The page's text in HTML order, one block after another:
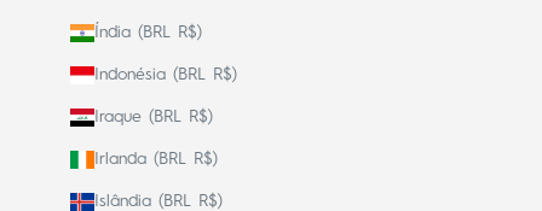
Índia (BRL R$)
Indonésia (BRL R$)
Iraque (BRL R$)
Irlanda (BRL R$)
Islândia (BRL R$)